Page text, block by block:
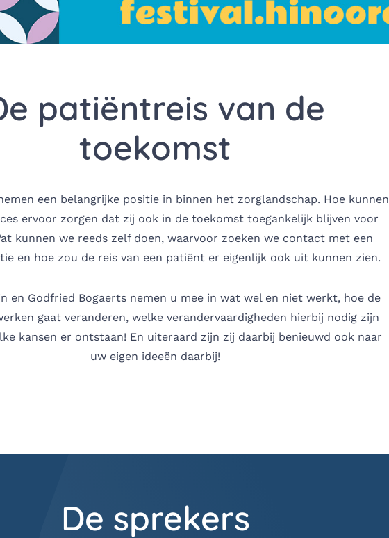
patiëntreis van de
toekomst
een belangrijke positie in binnen het zorglandschap. Hoe kunnen
ervoor zorgen dat zij ook in de toekomst toegankelijk blijven voor
kunnen we reeds zelf doen, waarvoor zoeken we contact met een
en hoe zou de reis van een patiënt er eigenlijk ook uit kunnen zien.
en Godfried Bogaerts nemen u mee in wat wel en niet werkt, hoe de
gaat veranderen, welke verandervaardigheden hierbij nodig zijn
kansen er ontstaan! En uiteraard zijn zij daarbij benieuwd ook naar
uw eigen ideeën daarbij!
De sprekers